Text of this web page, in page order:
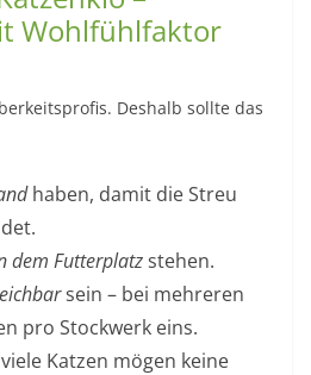
Wohlfühlfaktor
Deshalb sollte das
haben, damit die Streu
dem Futterplatzstehen.
sein – bei mehreren
pro Stockwerk eins.
Katzen mögen keine